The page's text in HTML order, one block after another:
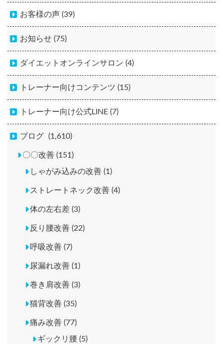
お客様の声 (39)
お知らせ (75)
ダイエットオンラインサロン (4)
トレーナー向けコンテンツ (15)
トレーナー向け公式LINE (7)
ブログ (1,610)
〇〇改善 (151)
しゃがみ込みの改善 (1)
ストレートネック改善 (4)
体の左右差 (3)
反り腰改善 (22)
呼吸改善 (7)
尿漏れ改善 (1)
巻き肩改善 (3)
猫背改善 (35)
痛み改善 (77)
ギックリ腰 (5)